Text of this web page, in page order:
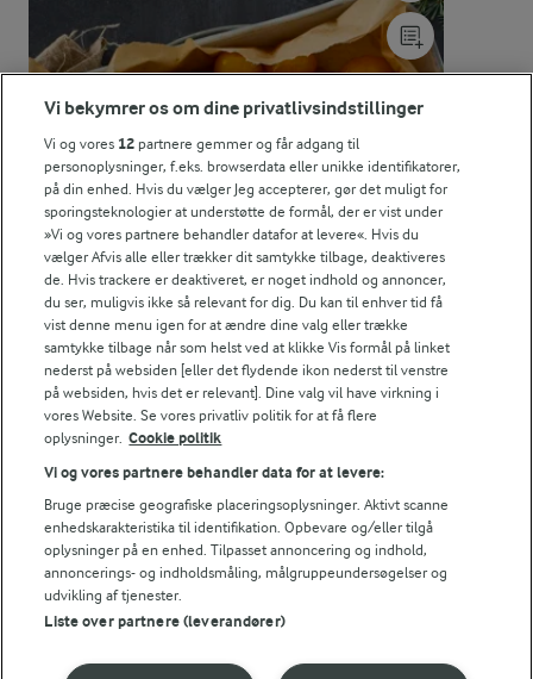
ENERGI PR 100 G
Fiber:
1,2 g
Protein:
1,6 g
Fedt:
2,9 g
Kulhydrat:
25,1 g
1 TIME 30 MIN
Brunede kartofler i ovn
(16)
Vi bekymrer os om dine privatlivsindstillinger
Vi og vores 12 partnere gemmer og får adgang til
personoplysninger, f.eks. browserdata eller unikke identifikatorer,
på din enhed. Hvis du vælger Jeg accepterer, gør det muligt for
sporingsteknologier at understøtte de formål, der er vist under
»Vi og vores partnere behandler datafor at levere«. Hvis du
vælger Afvis alle eller trækker dit samtykke tilbage, deaktiveres
de. Hvis trackere er deaktiveret, er noget indhold og annoncer,
du ser, muligvis ikke så relevant for dig. Du kan til enhver tid få
vist denne menu igen for at ændre dine valg eller trække
samtykke tilbage når som helst ved at klikke Vis formål på linket
nederst på websiden [eller det flydende ikon nederst til venstre
på websiden, hvis det er relevant]. Dine valg vil have virkning i
vores Website. Se vores privatliv politik for at få flere
oplysninger. Cookie politik
Vi og vores partnere behandler data for at levere:
Bruge præcise geografiske placeringsoplysninger. Aktivt scanne
enhedskarakteristika til identifikation. Opbevare og/eller tilgå
oplysninger på en enhed. Tilpasset annoncering og indhold,
annoncerings- og indholdsmåling, målgruppeundersøgelser og
udvikling af tjenester.
Liste over partnere (leverandører)